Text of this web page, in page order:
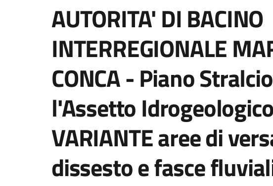
AUTORITA' DI BACINO
INTERREGIONALE
CONCA - Piano
l'Assetto
VARIANTE aree di
dissesto e fasce